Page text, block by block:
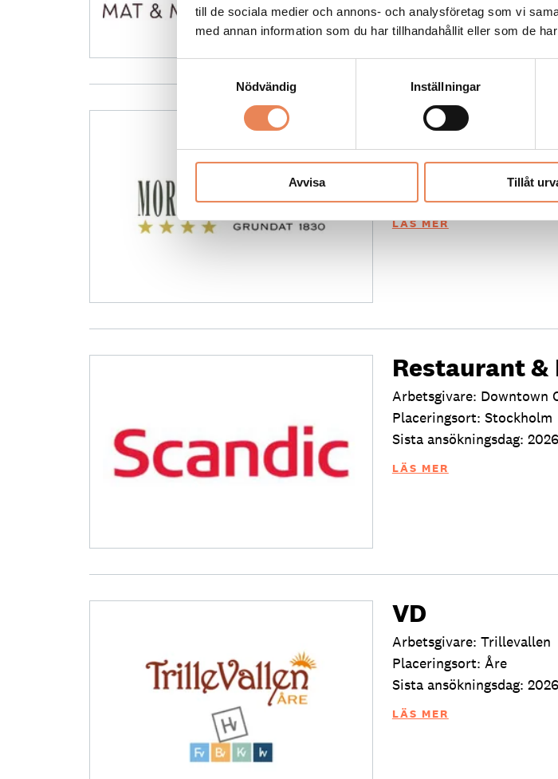
till de sociala medier och annons- och analysföretag som vi
med annan information som du har tillhandahållit eller som de
Nödvändig
Inställningar
Avvisa Tillåt
Säljansvarig
Arbetsgivare: Mora Hotell
Placeringsort: Stockholm
LÄS MER
Restaurant &
Arbetsgivare: Downtown
Placeringsort: Stockholm
Sista ansökningsdag:
LÄS MER
VD
Arbetsgivare: Trillevallen
Placeringsort: Åre
Sista ansökningsdag:
LÄS MER